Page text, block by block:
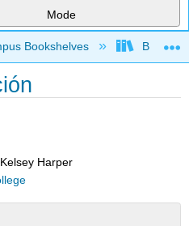
Mode
hierarchy
Bookshelves Butler
Harper